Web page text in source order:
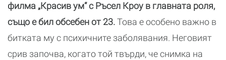
филма „Красив ум“ с Ръсел Кроу в главната роля,
също е бил обсебен от 23.Това е особено важно в
битката му с психичните заболявания. Неговият
срив започва, когато той твърди, че снимка на